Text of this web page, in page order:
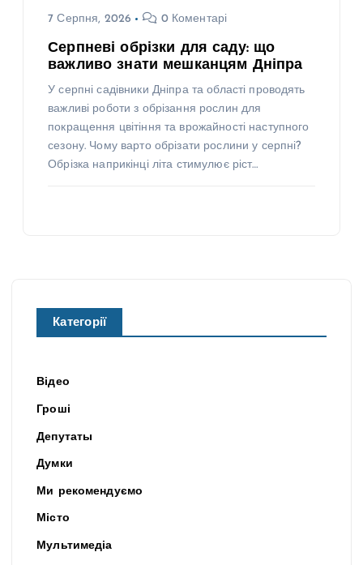
7 Серпня, 2026 0 Коментарі
Серпневі обрізки для саду: що
важливо знати мешканцям Дніпра
У серпні садівники Дніпра та області проводять
важливі роботи з обрізання рослин для
покращення цвітіння та врожайності наступного
сезону. Чому варто обрізати рослини у серпні?
Обрізка наприкінці літа стимулює ріст…
Категорії
Відео
Гроші
Депутаты
Думки
Ми рекомендуємо
Місто
Мультимедіа